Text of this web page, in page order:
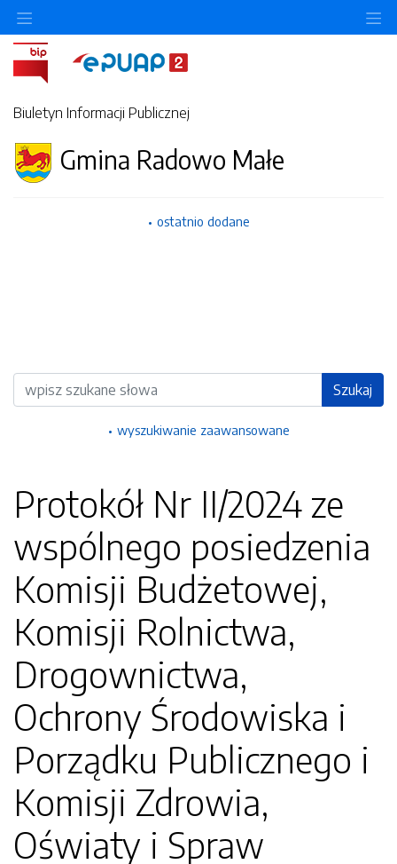
Biuletyn Informacji Publicznej
Gmina Radowo Małe
ostatnio dodane
Wyszukiwarka Szukaj
wyszukiwanie zaawansowane
Protokół Nr II/2024 ze
wspólnego posiedzenia
Komisji Budżetowej,
Komisji Rolnictwa,
Drogownictwa,
Ochrony Środowiska i
Porządku Publicznego i
Komisji Zdrowia,
Oświaty i Spraw